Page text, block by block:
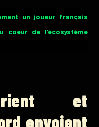
un joueur français
coeur de l’écosystème
et
envoient